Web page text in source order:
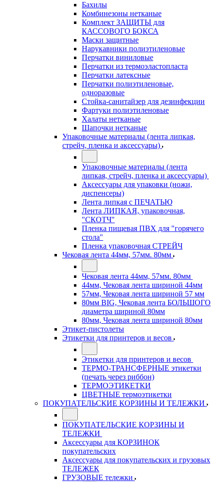
Бахилы
Комбинезоны нетканые
Комплект ЗАЩИТЫ для
КАССОВОГО БОКСА
Маски защитные
Нарукавники полиэтиленовые
Перчатки виниловые
Перчатки из термоэластопласта
Перчатки латексные
Перчатки полиэтиленовые,
одноразовые
Стойка-санитайзер для дезинфекции
Фартуки полиэтиленовые
Халаты нетканые
Шапочки нетканые
Упаковочные материалы (лента липкая,
стрейч, пленка и аксессуары)
Упаковочные материалы (лента
липкая, стрейч, пленка и аксессуары)
Аксессуары для упаковки (ножи,
диспенсеры)
Лента липкая с ПЕЧАТЬЮ
Лента ЛИПКАЯ, упаковочная,
"СКОТЧ"
Пленка пищевая ПВХ для "горячего
стола"
Пленка упаковочная СТРЕЙЧ
Чековая лента 44мм, 57мм. 80мм
Чековая лента 44мм, 57мм. 80мм
44мм, Чековая лента шириной 44мм
57мм, Чековая лента шириной 57 мм
80мм BIG, Чековая лента БОЛЬШОГО
диаметра шириной 80мм
80мм, Чековая лента шириной 80мм
Этикет-пистолеты
Этикетки для принтеров и весов
Этикетки для принтеров и весов
ТЕРМО-ТРАНСФЕРНЫЕ этикетки
(печать через риббон)
ТЕРМОЭТИКЕТКИ
ЦВЕТНЫЕ термоэтикетки
ПОКУПАТЕЛЬСКИЕ КОРЗИНЫ И ТЕЛЕЖКИ
ПОКУПАТЕЛЬСКИЕ КОРЗИНЫ И
ТЕЛЕЖКИ
Аксессуары для КОРЗИНОК
покупательских
Аксессуары для покупательских и грузовых
ТЕЛЕЖЕК
ГРУЗОВЫЕ тележки